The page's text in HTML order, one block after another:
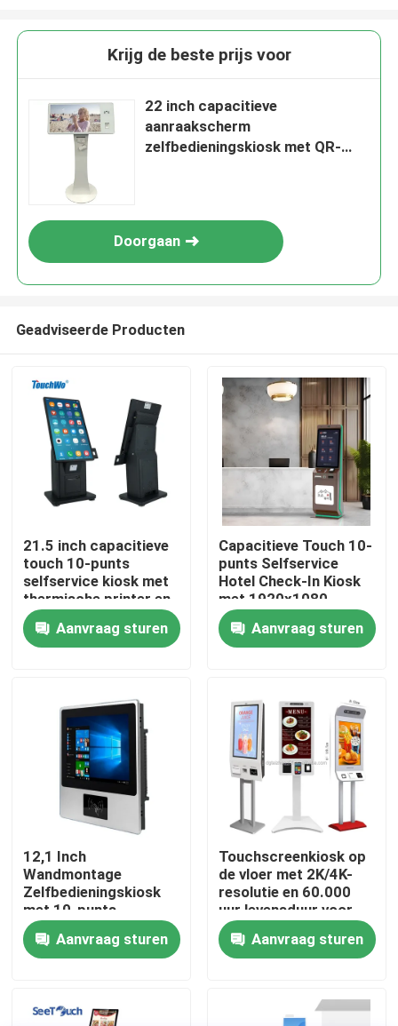
Huis
Producten
Videos
Over ons
Fabrieksreis
Kwaliteitscontrole
Neem contact met ons op
Nieuws
bloggen
Krijg de beste prijs voor
22 inch capacitieve
aanraakscherm
zelfbedieningskiosk met QR-
Doorgaan
Geadviseerde Producten
21.5 inch capacitieve
touch 10-punts
selfservice kiosk met
thermische printer en
POS-beugel
Aanvraag sturen
Capacitieve Touch 10-
punts Selfservice
Hotel Check-In Kiosk
met 1920x1080
Resolutie en
Vloerstaand Ontwerp
Aanvraag sturen
12,1 Inch
Wandmontage
Zelfbedieningskiosk
met 10-punts
capacitief
aanraakscherm voor
binnengebruik
Aanvraag sturen
Touchscreenkiosk op
de vloer met 2K/4K-
resolutie en 60.000
uur levensduur voor
Aanvraag sturen